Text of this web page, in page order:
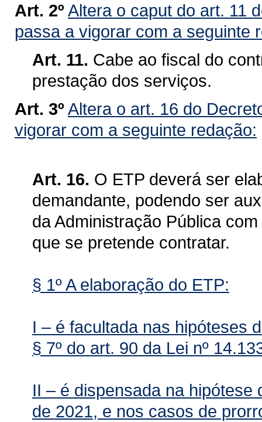
Art. 2º Altera o caput do art. 11
passa a vigorar com a seguinte
Art. 11. Cabe ao fiscal do
prestação dos serviços.
Art. 3º Altera o art. 16 do
vigorar com a seguinte redação:
Art. 16. O ETP deverá ser
demandante, podendo ser
da Administração Pública
que se pretende contratar.
§ 1º A elaboração do ETP:
I – é facultada nas hipóteses
§ 7º do art. 90 da Lei nº
II – é dispensada na hipótese
de 2021, e nos casos de